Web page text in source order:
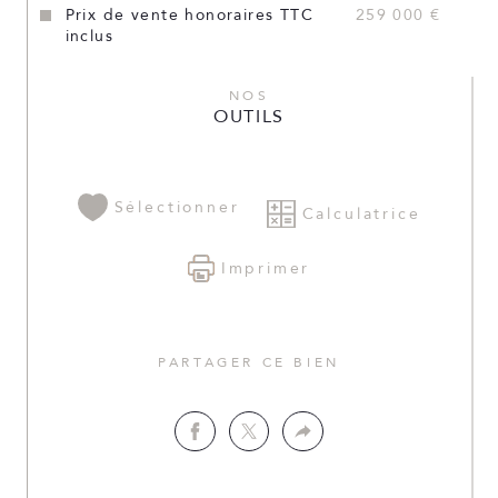
Prix de vente honoraires TTC
inclus
259 000 €
NOS
OUTILS
Sélectionner Calculatrice
Imprimer
PARTAGER CE BIEN